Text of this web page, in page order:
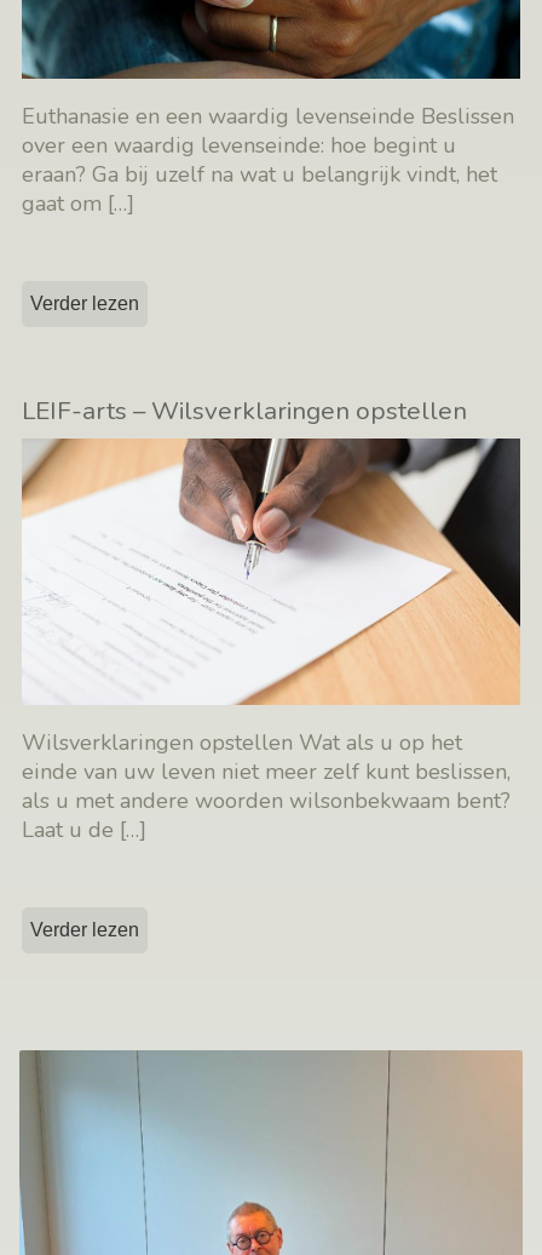
Euthanasie en een waardig levenseinde Beslissen
over een waardig levenseinde: hoe begint u
eraan? Ga bij uzelf na wat u belangrijk vindt, het
gaat om […]
Verder lezen
LEIF-arts – Wilsverklaringen opstellen
Wilsverklaringen opstellen Wat als u op het
einde van uw leven niet meer zelf kunt beslissen,
als u met andere woorden wilsonbekwaam bent?
Laat u de […]
Verder lezen